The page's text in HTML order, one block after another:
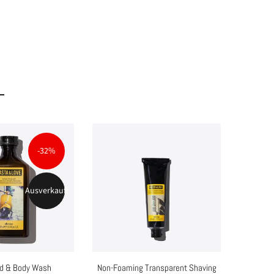
-32%
Ausverkauft
& Body Wash Non-Foaming Transparent Shaving
Rechtliche Informationen
Impressum
AGB